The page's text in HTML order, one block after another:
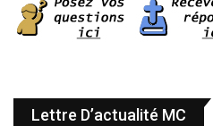
Lettre D’actualité MC